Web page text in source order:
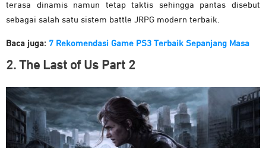
terasa dinamis namun tetap taktis sehingga pantas disebut
sebagai salah satu sistem battle JRPG modern terbaik.
Baca juga: 7 Rekomendasi Game PS3 Terbaik Sepanjang Masa
2. The Last of Us Part 2